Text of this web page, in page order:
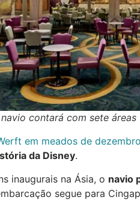
contará com sete
em meados de dezembro
da Disney.
inaugurais na Ásia, o navio
segue para